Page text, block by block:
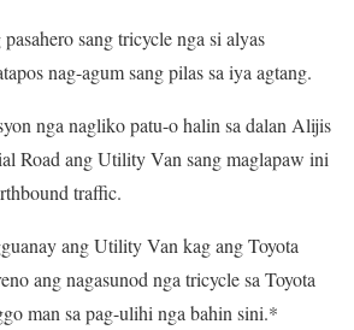
sang tricycle nga si alyas
nag-agum sang pilas sa iya agtang.
nga nagliko patu-o halin sa dalan Alijis
Road ang Utility Van sang maglapaw ini
traffic.
ang Utility Van kag ang Toyota
ang nagasunod nga tricycle sa Toyota
man sa pag-ulihi nga bahin sini.*